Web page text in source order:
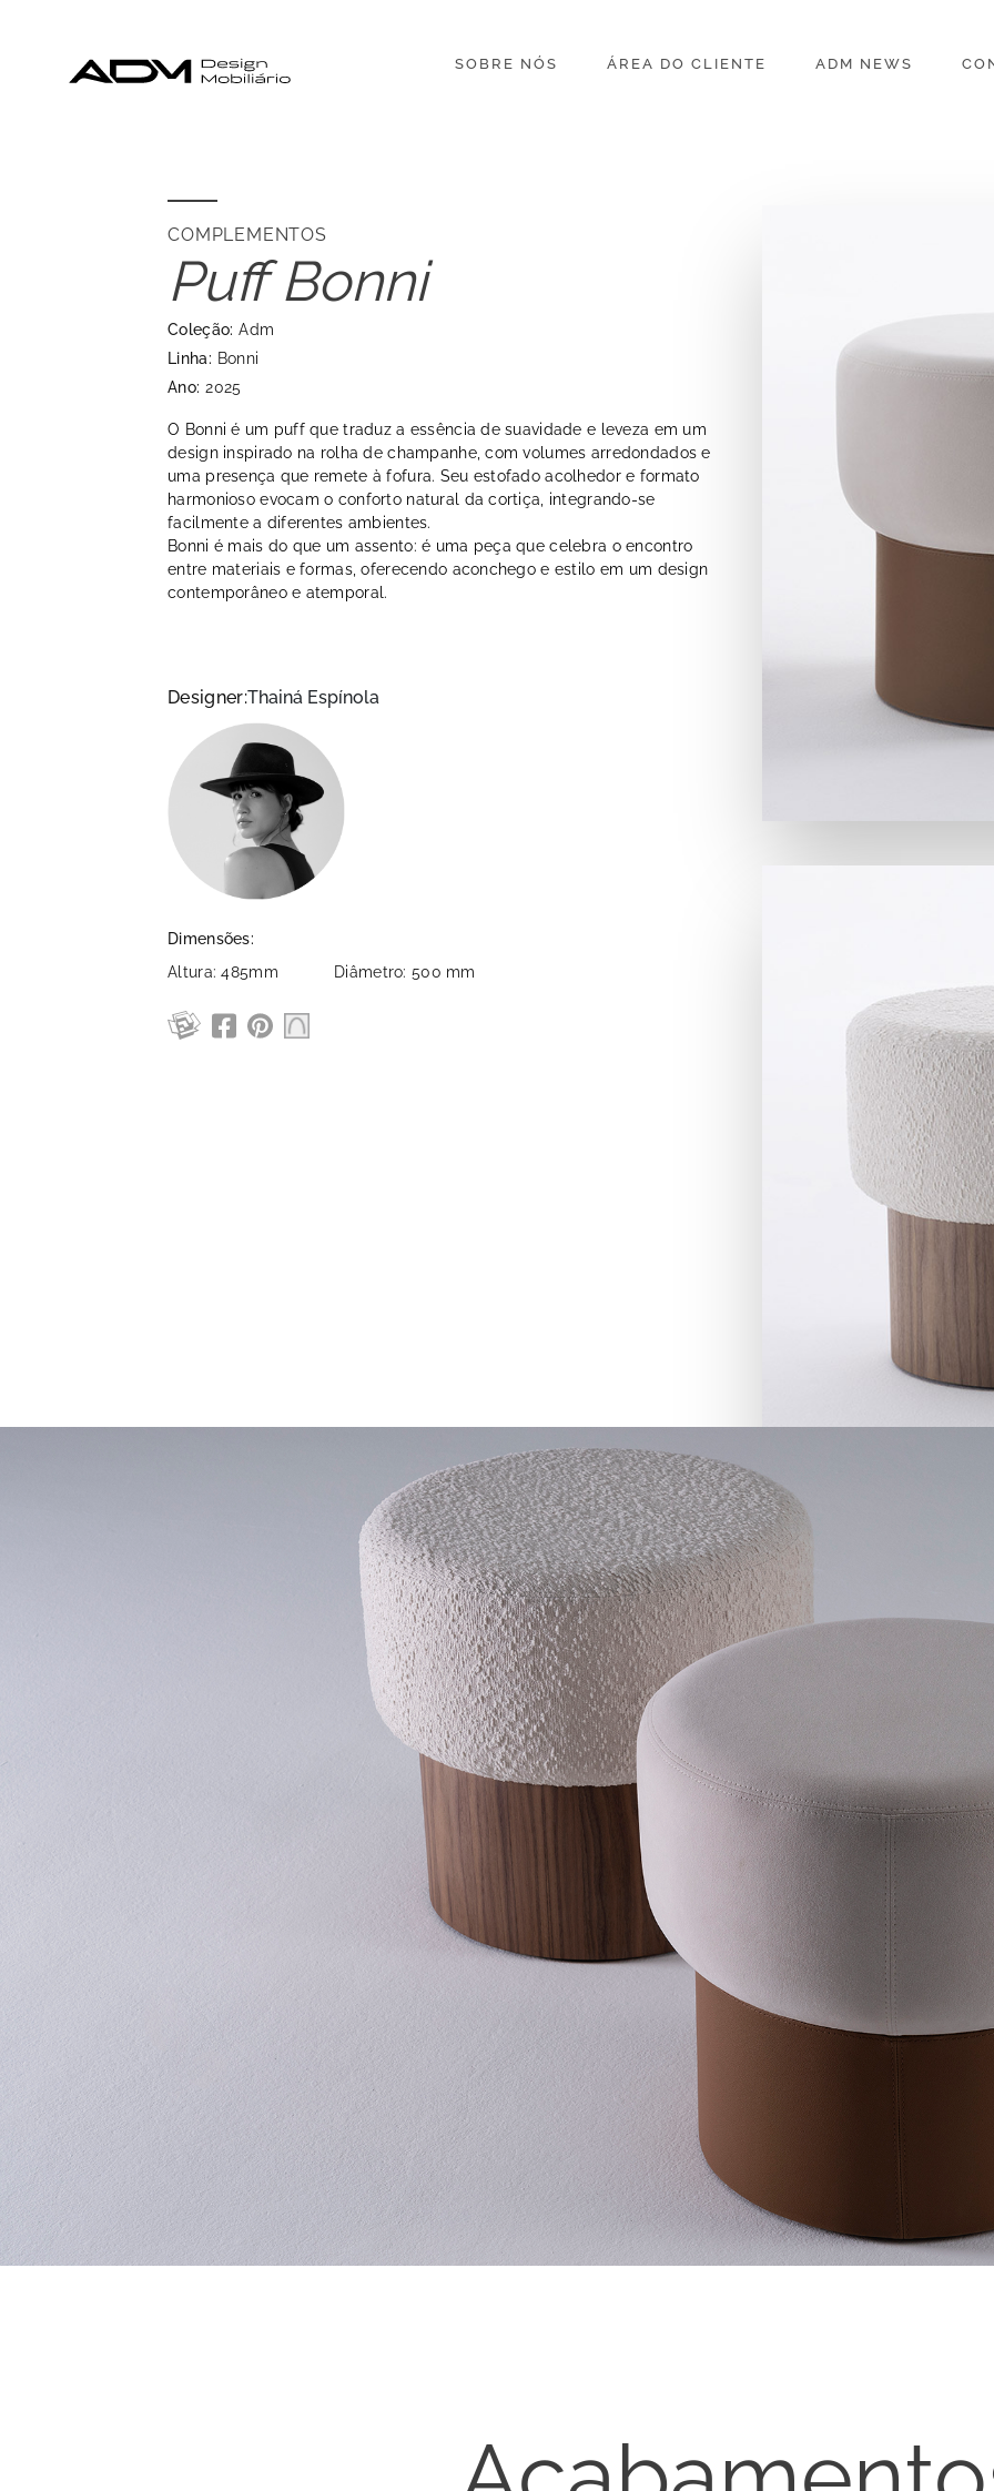
SOBRE NÓS ÁREA DO CLIENTE ADM NEWS
COMPLEMENTOS
Puff Bonni
Coleção: Adm
Linha: Bonni
Ano: 2025
O Bonni é um puff que traduz a essência de suavidade e leveza em um
design inspirado na rolha de champanhe, com volumes arredondados e
uma presença que remete à fofura. Seu estofado acolhedor e formato
harmonioso evocam o conforto natural da cortiça, integrando-se
facilmente a diferentes ambientes.
Bonni é mais do que um assento: é uma peça que celebra o encontro
entre materiais e formas, oferecendo aconchego e estilo em um design
contemporâneo e atemporal.
Designer:Thainá Espínola
Dimensões:
Altura: 485mm
Diâmetro: 500 mm